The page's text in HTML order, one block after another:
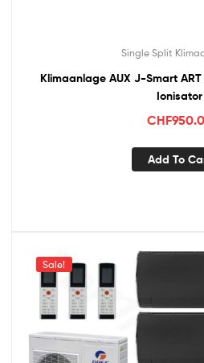
Single Split
Klimaanlage AUX J-Smart ART
Ionisator
CHF
Add To
Sale!